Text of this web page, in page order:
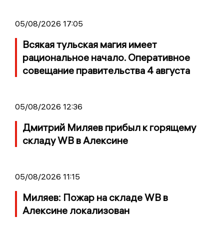
05/08/2026 17:05
Всякая тульская магия имеет
рациональное начало. Оперативное
совещание правительства 4 августа
05/08/2026 12:36
Дмитрий Миляев прибыл к горящему
складу WB в Алексине
05/08/2026 11:15
Миляев: Пожар на складе WB в
Алексине локализован